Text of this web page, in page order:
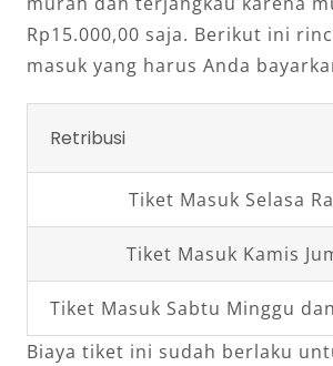
Rp15.000,00 saja. Berikut ini
masuk yang harus Anda
Retribusi
Tiket Masuk Selasa
Tiket Masuk Kamis
Tiket Masuk Sabtu Minggu
Biaya tiket ini sudah berlaku